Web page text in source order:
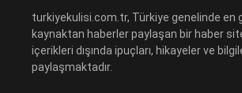
turkiyekulisi.com.tr, Türkiye genelinde en
kaynaktan haberler paylaşan bir haber
içerikleri dışında ipuçları, hikayeler ve
paylaşmaktadır.